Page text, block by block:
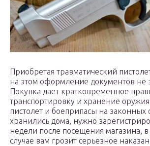
Приобретая травматический
на этом оформление документов не
Покупка дает кратковременное
транспортировку и хранение
пистолет и боеприпасы на законных
хранились дома, нужно
недели после посещения магазина,
случае вам грозит серьезное